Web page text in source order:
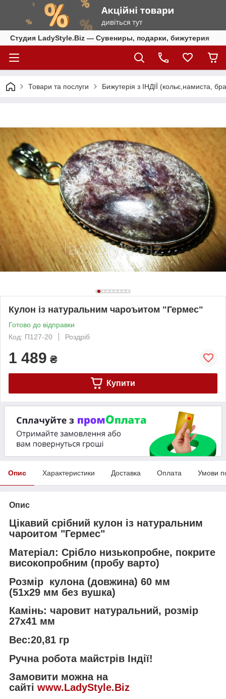
Студия LadyStyle.Biz — Сувениры, подарки, бижутерия
Товари та послуги Бижутерія з ІНДІЇ (кольє,намиста,
Кулон із натуральним чароъитом "Гермес"
Готово до відправки
Код: П127-20
Роздріб
1 489 ₴
Купити
Опис Характеристики Доставка Оплата Умови
Опис
Цікавий срібний кулон із натуральним
чароитом "Гермес"
Матеріал: Срібло низькопробне, покрите
високопробним (пробу варто)
Розмір кулона (довжина) 60 мм
(51х29 мм без вушка)
Камінь: чаровит натуральний, розмір
27х41 мм
Вес:20,81 гр
Ручна робота майстрів Індії!
Замовити можна на
сайті www.LadyStyle.Biz